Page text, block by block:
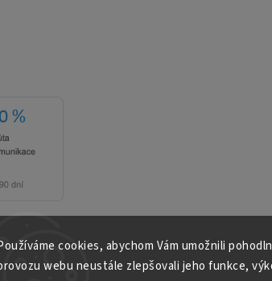
cookies, abychom Vám umožnili
webu neustále zlepšovali jeho funkce,